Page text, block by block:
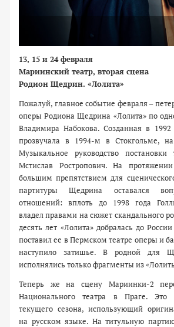
13, 15 и 24 февраля
Мариинский театр, вторая сцена
Родион Щедрин. «Лолита»
Пожалуй, главное событие февраля –
оперы Родиона Щедрина «Лолита» по
Владимира Набокова. Созданная в
прозвучала в 1994-м в Стокгольме,
Музыкальное руководство постановки
Мстислав Ростропович. На
большим препятствием для
партитуры Щедрина оставался
отношений: вплоть до 1998 года
владел правами на сюжет скандального
десять лет «Лолита» добралась до
поставил ее в Пермском театре оперы и
наступило затишье. В родной для
исполнялись только фрагменты из
Теперь же на сцену Мариинки-2
Национального театра в Праге. Это
текущего сезона, использующий
на русском языке. На титульную